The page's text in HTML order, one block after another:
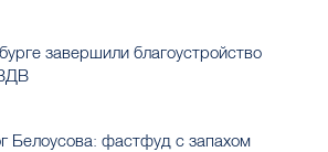
завершили благоустройство
Белоусова: фастфуд с запахом